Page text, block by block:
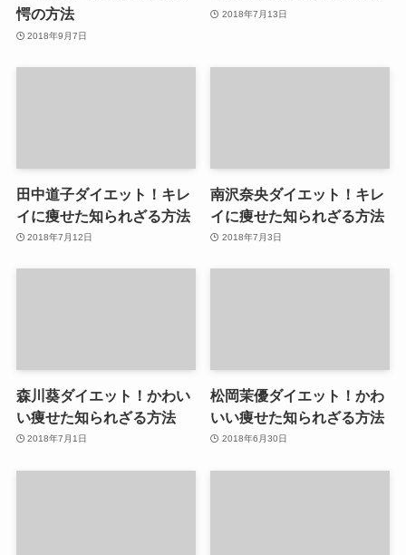
愕の方法
2018年9月7日
2018年7月13日
田中道子ダイエット！キレ
イに痩せた知られざる方法
2018年7月12日
南沢奈央ダイエット！キレ
イに痩せた知られざる方法
2018年7月3日
森川葵ダイエット！かわい
い痩せた知られざる方法
2018年7月1日
松岡茉優ダイエット！かわ
いい痩せた知られざる方法
2018年6月30日